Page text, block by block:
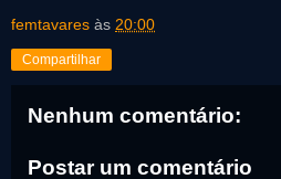
femtavares às 20:00
Compartilhar
Nenhum comentário:
Postar um comentário